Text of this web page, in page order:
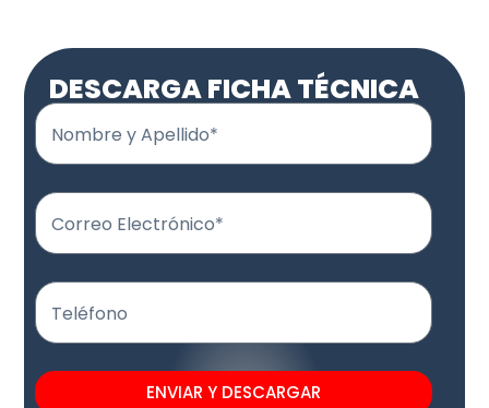
DESCARGA FICHA TÉCNICA
Nombre y Apellido*
Correo Electrónico*
Teléfono
ENVIAR Y DESCARGAR